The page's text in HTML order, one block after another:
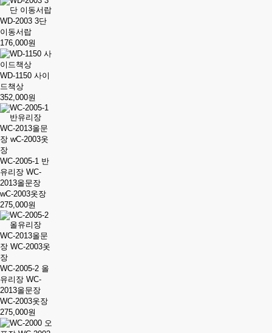
WD-2003 3단
이동서랍
176,000원
WD-1150 사이
드책상
352,000원
WC-2005-1 반
유리장 WC-
2013올문장
wC-2003옷장
275,000원
WC-2005-2 올
유리장 WC-
2013올문장
WC-2003옷장
275,000원